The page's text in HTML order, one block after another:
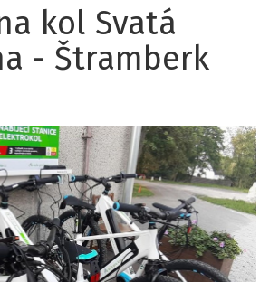
kol Svatá
- Štramberk